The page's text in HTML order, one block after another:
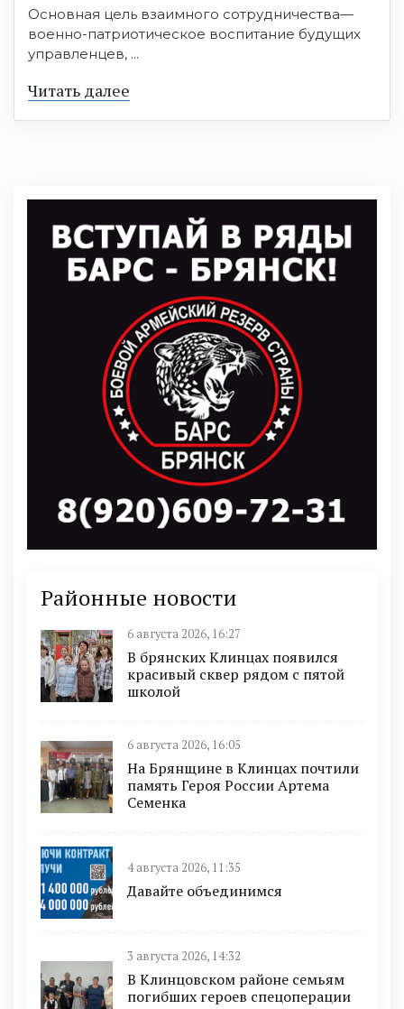
Основная цель взаимного сотрудничества—
военно-патриотическое воспитание будущих
управленцев, ...
Читать далее
Районные новости
6 августа 2026, 16:27
В брянских Клинцах появился
красивый сквер рядом с пятой
школой
6 августа 2026, 16:05
На Брянщине в Клинцах почтили
память Героя России Артема
Семенка
4 августа 2026, 11:35
Давайте объединимся
3 августа 2026, 14:32
В Клинцовском районе семьям
погибших героев спецоперации